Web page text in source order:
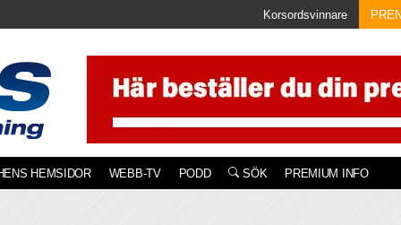
Korsordsvinnare
HEMSIDOR WEBB-TV PODD SÖK PREMIUM INFO